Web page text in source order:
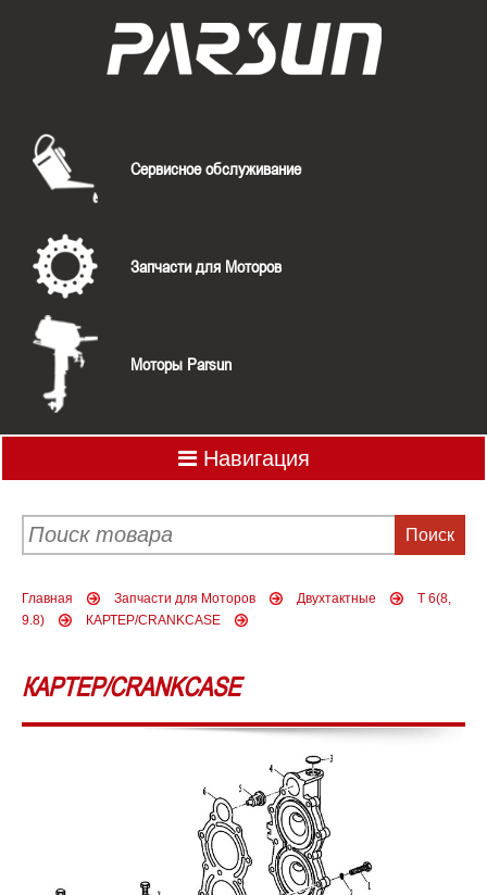
Сервисное обслуживание
Запчасти для Моторов
Моторы Parsun
Навигация
Главная Запчасти для Моторов Двухтактные
T 6(8,
9.8)
КАРТЕР/CRANKCASE
КАРТЕР/CRANKCASE